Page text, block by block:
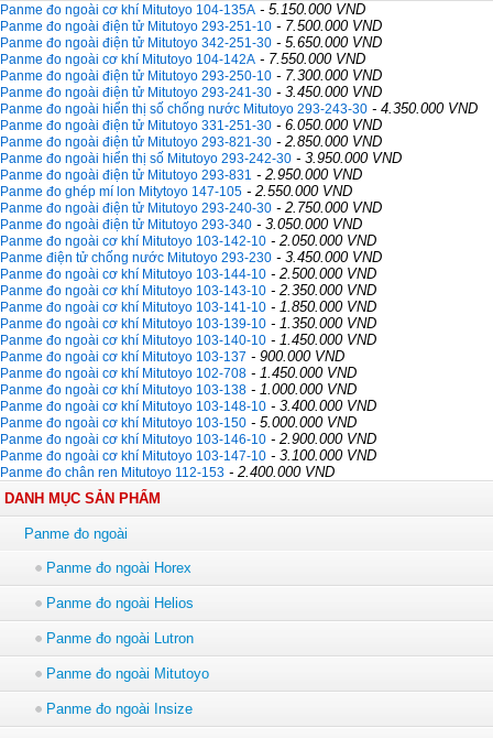
Panme đo ngoài cơ khí Mitutoyo 104-135A - 5.150.000 VND
Panme đo ngoài điện tử Mitutoyo 293-251-10 - 7.500.000 VND
Panme đo ngoài điện tử Mitutoyo 342-251-30 - 5.650.000 VND
Panme đo ngoài cơ khí Mitutoyo 104-142A - 7.550.000 VND
Panme đo ngoài điện tử Mitutoyo 293-250-10 - 7.300.000 VND
Panme đo ngoài điện tử Mitutoyo 293-241-30 - 3.450.000 VND
Panme đo ngoài hiển thị số chống nước Mitutoyo 293-243-30 - 4.350.000 VND
Panme đo ngoài điện tử Mitutoyo 331-251-30 - 6.050.000 VND
Panme đo ngoài điện tử Mitutoyo 293-821-30 - 2.850.000 VND
Panme đo ngoài hiển thị số Mitutoyo 293-242-30 - 3.950.000 VND
Panme đo ngoài điện tử Mitutoyo 293-831 - 2.950.000 VND
Panme đo ghép mí lon Mitytoyo 147-105 - 2.550.000 VND
Panme đo ngoài điện tử Mitutoyo 293-240-30 - 2.750.000 VND
Panme đo ngoài điện tử Mitutoyo 293-340 - 3.050.000 VND
Panme đo ngoài cơ khí Mitutoyo 103-142-10 - 2.050.000 VND
Panme điện tử chống nước Mitutoyo 293-230 - 3.450.000 VND
Panme đo ngoài cơ khí Mitutoyo 103-144-10 - 2.500.000 VND
Panme đo ngoài cơ khí Mitutoyo 103-143-10 - 2.350.000 VND
Panme đo ngoài cơ khí Mitutoyo 103-141-10 - 1.850.000 VND
Panme đo ngoài cơ khí Mitutoyo 103-139-10 - 1.350.000 VND
Panme đo ngoài cơ khí Mitutoyo 103-140-10 - 1.450.000 VND
Panme đo ngoài cơ khí Mitutoyo 103-137 - 900.000 VND
Panme đo ngoài cơ khí Mitutoyo 102-708 - 1.450.000 VND
Panme đo ngoài cơ khí Mitutoyo 103-138 - 1.000.000 VND
Panme đo ngoài cơ khí Mitutoyo 103-148-10 - 3.400.000 VND
Panme đo ngoài cơ khí Mitutoyo 103-150 - 5.000.000 VND
Panme đo ngoài cơ khí Mitutoyo 103-146-10 - 2.900.000 VND
Panme đo ngoài cơ khí Mitutoyo 103-147-10 - 3.100.000 VND
Panme đo chân ren Mitutoyo 112-153 - 2.400.000 VND
DANH MỤC SẢN PHẨM
Panme đo ngoài
Panme đo ngoài Horex
Panme đo ngoài Helios
Panme đo ngoài Lutron
Panme đo ngoài Mitutoyo
Panme đo ngoài Insize